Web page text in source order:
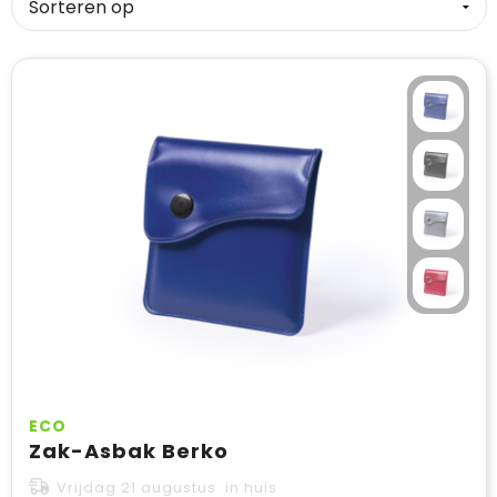
ECO
Zak-Asbak Berko
Vrijdag 21 augustus in huis